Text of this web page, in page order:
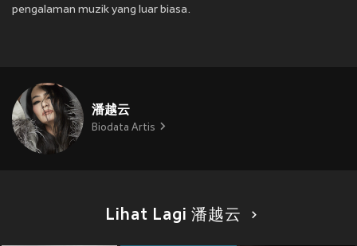
pengalaman muzik yang luar biasa.
潘越云
Biodata Artis
Lihat Lagi 潘越云